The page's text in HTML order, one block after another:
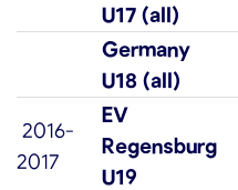
U17 (all)
Germany
U18 (all)
2016-
2017
EV
Regensburg
U19